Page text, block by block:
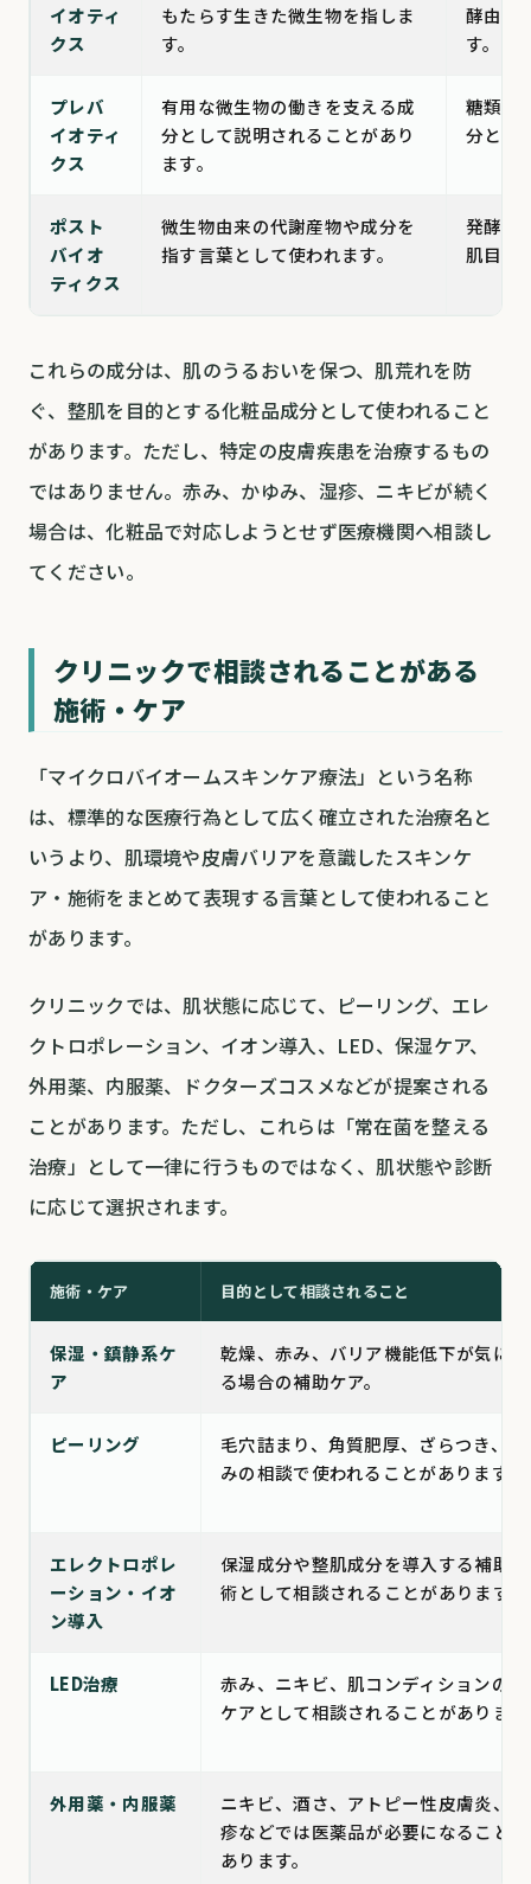
イオティ
クス
もたらす生きた微生物を指しま
す。
酵由来
す。
プレバ
イオティ
クス
有用な微生物の働きを支える成
分として説明されることがあり
ます。
糖類や
分とし
ポスト
バイオ
ティクス
微生物由来の代謝産物や成分を
指す言葉として使われます。
発酵エ
肌目的
これらの成分は、肌のうるおいを保つ、肌荒れを防
ぐ、整肌を目的とする化粧品成分として使われること
があります。ただし、特定の皮膚疾患を治療するもの
ではありません。赤み、かゆみ、湿疹、ニキビが続く
場合は、化粧品で対応しようとせず医療機関へ相談し
てください。
クリニックで相談されることがある
施術・ケア
「マイクロバイオームスキンケア療法」という名称
は、標準的な医療行為として広く確立された治療名と
いうより、肌環境や皮膚バリアを意識したスキンケ
ア・施術をまとめて表現する言葉として使われること
があります。
クリニックでは、肌状態に応じて、ピーリング、エレ
クトロポレーション、イオン導入、LED、保湿ケア、
外用薬、内服薬、ドクターズコスメなどが提案される
ことがあります。ただし、これらは「常在菌を整える
治療」として一律に行うものではなく、肌状態や診断
に応じて選択されます。
施術・ケア 目的として相談されること
保湿・鎮静系ケ
ア
乾燥、赤み、バリア機能低下が気にな
る場合の補助ケア。
ピーリング
毛穴詰まり、角質肥厚、ざらつき、く
みの相談で使われることがあります。
エレクトロポレ
ーション・イオ
ン導入
保湿成分や整肌成分を導入する補助施
術として相談されることがあります。
LED治療
赤み、ニキビ、肌コンディションの
ケアとして相談されることがありま
外用薬・内服薬
ニキビ、酒さ、アトピー性皮膚炎、湿
疹などでは医薬品が必要になることが
あります。